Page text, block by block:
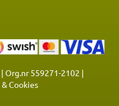
Org.nr 559271-2102 |
Cookies